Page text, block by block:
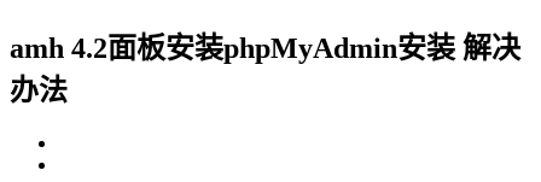
amh 4.2面板安装phpMyAdmin安装 解决
办法